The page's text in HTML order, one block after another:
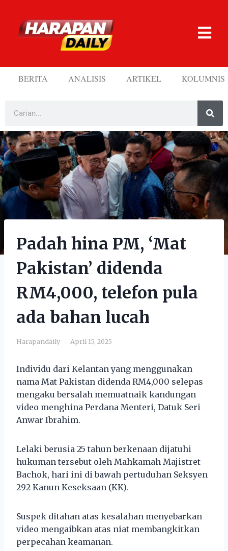
BERITA ANALISIS ARTIKEL KOLUMNIS
Padah hina PM, ‘Mat
Pakistan’ didenda
RM4,000, telefon pula
ada bahan lucah
Harapandaily April 15, 2025
Individu dari Kelantan yang menggunakan
nama Mat Pakistan didenda RM4,000 selepas
mengaku bersalah memuatnaik kandungan
video menghina Perdana Menteri, Datuk Seri
Anwar Ibrahim.
Lelaki berusia 25 tahun berkenaan dijatuhi
hukuman tersebut oleh Mahkamah Majistret
Bachok, hari ini di bawah pertuduhan Seksyen
292 Kanun Keseksaan (KK).
Suspek ditahan atas kesalahan menyebarkan
video mengaibkan atas niat membangkitkan
perpecahan keamanan.